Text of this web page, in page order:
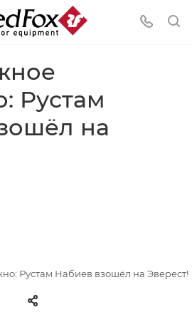
Рустам
на
Рустам Набиев взошёл на Эверест!